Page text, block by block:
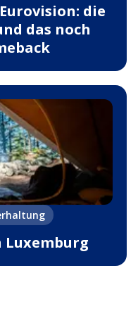
die
das noch
Luxemburg